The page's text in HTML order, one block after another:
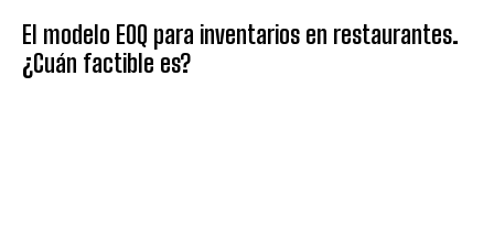
El modelo EOQ para inventarios en restaurantes.
¿Cuán factible es?